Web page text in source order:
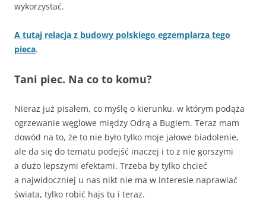
wykorzystać.
A tutaj relacja z budowy polskiego egzemplarza tego
pieca.
Tani piec. Na co to komu?
Nieraz już pisałem, co myślę o kierunku, w którym podąża
ogrzewanie węglowe między Odrą a Bugiem. Teraz mam
dowód na to, że to nie było tylko moje jałowe biadolenie,
ale da się do tematu podejść inaczej i to z nie gorszymi
a dużo lepszymi efektami. Trzeba by tylko chcieć
a najwidoczniej u nas nikt nie ma w interesie naprawiać
świata, tylko robić hajs tu i teraz.